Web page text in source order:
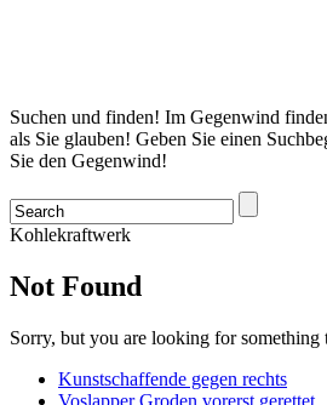
Startseite
Suchen und finden! Im Gegenwind
als Sie glauben! Geben Sie einen
Sie den Gegenwind!
Kohlekraftwerk
Not Found
Sorry, but you are looking for something
Kunstschaffende gegen rechts